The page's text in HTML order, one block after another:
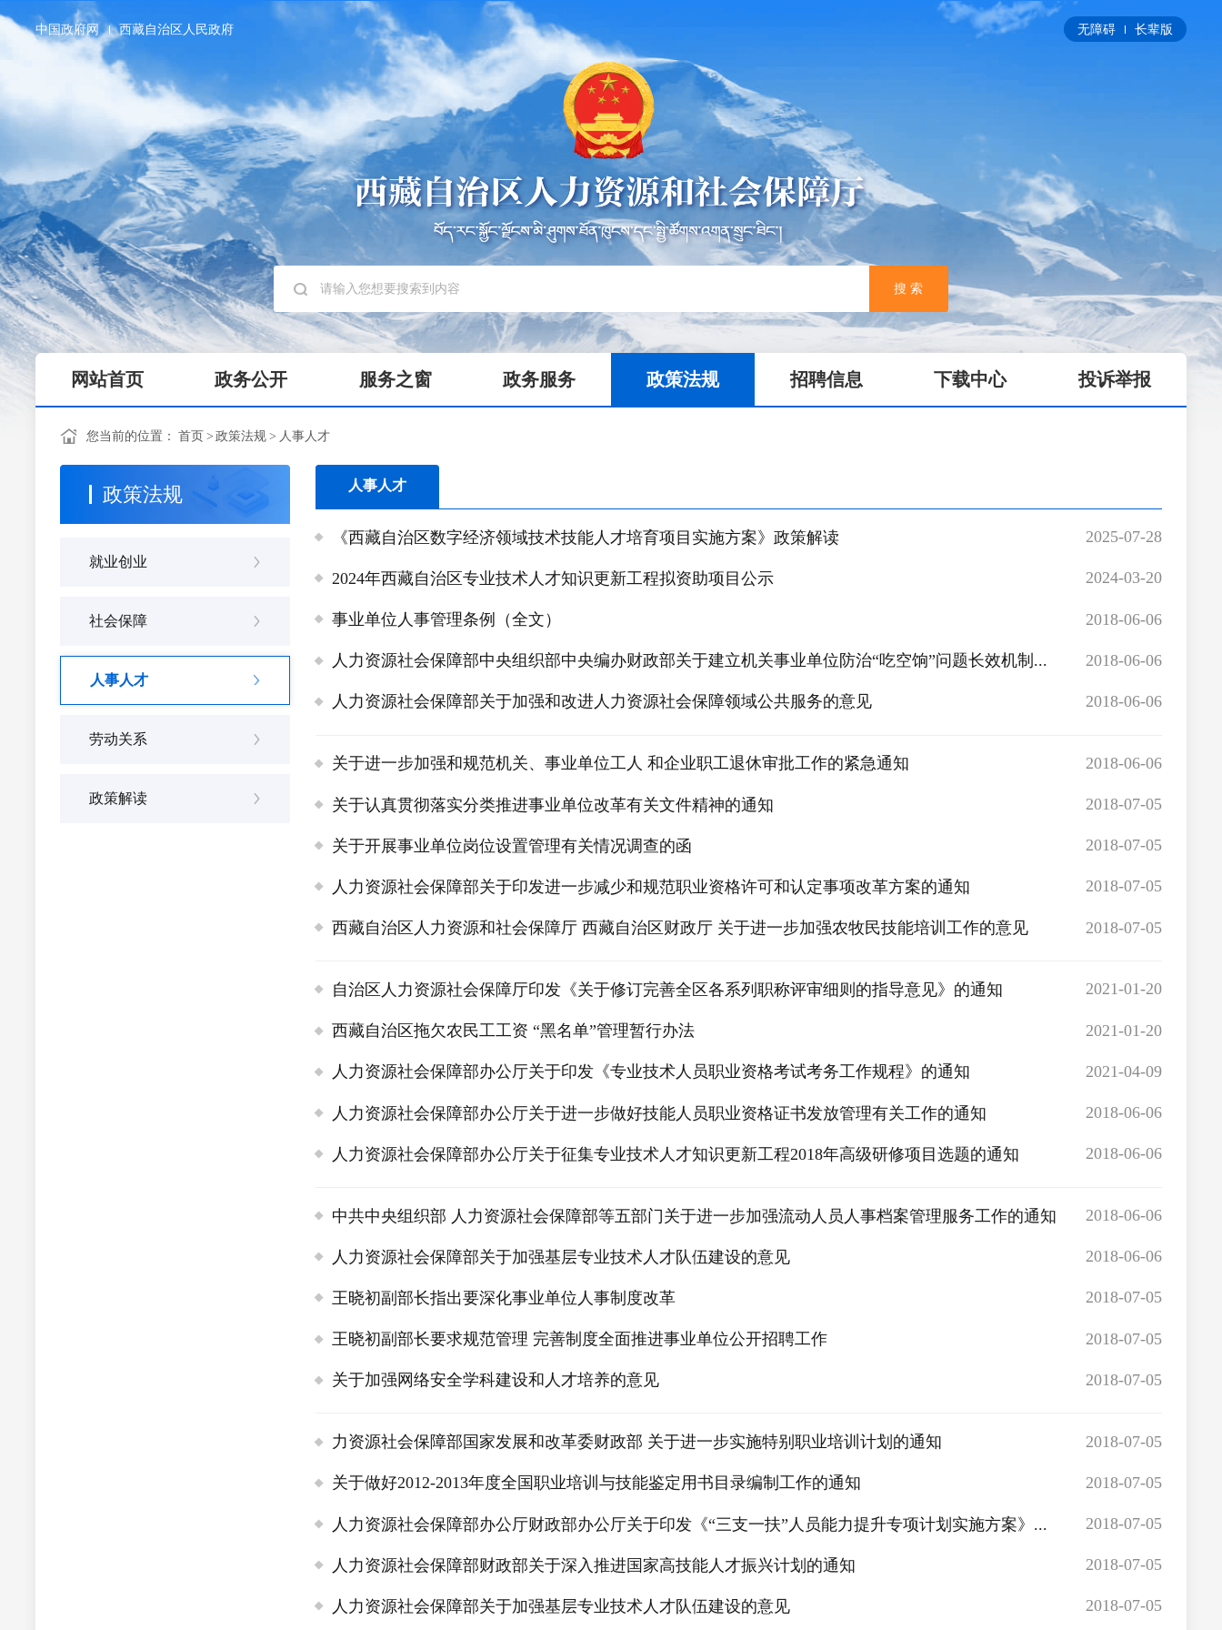
中国政府网 西藏自治区人民政府 无障碍 长辈版
搜 索
网站首页 政务公开 服务之窗 政务服务 政策法规 招聘信息 下载中心 投诉举报
您当前的位置： 首页> 政策法规> 人事人才
政策法规
就业创业
社会保障
人事人才
劳动关系
政策解读
人事人才
《西藏自治区数字经济领域技术技能人才培育项目实施方案》政策解读 2025-07-28
2024年西藏自治区专业技术人才知识更新工程拟资助项目公示 2024-03-20
事业单位人事管理条例（全文） 2018-06-06
人力资源社会保障部中央组织部中央编办财政部关于建立机关事业单位防治“吃空饷”问题长效机制... 2018-06-06
人力资源社会保障部关于加强和改进人力资源社会保障领域公共服务的意见 2018-06-06
关于进一步加强和规范机关、事业单位工人 和企业职工退休审批工作的紧急通知 2018-06-06
关于认真贯彻落实分类推进事业单位改革有关文件精神的通知 2018-07-05
关于开展事业单位岗位设置管理有关情况调查的函 2018-07-05
人力资源社会保障部关于印发进一步减少和规范职业资格许可和认定事项改革方案的通知 2018-07-05
西藏自治区人力资源和社会保障厅 西藏自治区财政厅 关于进一步加强农牧民技能培训工作的意见 2018-07-05
自治区人力资源社会保障厅印发《关于修订完善全区各系列职称评审细则的指导意见》的通知 2021-01-20
西藏自治区拖欠农民工工资 “黑名单”管理暂行办法 2021-01-20
人力资源社会保障部办公厅关于印发《专业技术人员职业资格考试考务工作规程》的通知 2021-04-09
人力资源社会保障部办公厅关于进一步做好技能人员职业资格证书发放管理有关工作的通知 2018-06-06
人力资源社会保障部办公厅关于征集专业技术人才知识更新工程2018年高级研修项目选题的通知 2018-06-06
中共中央组织部 人力资源社会保障部等五部门关于进一步加强流动人员人事档案管理服务工作的通知 2018-06-06
人力资源社会保障部关于加强基层专业技术人才队伍建设的意见 2018-06-06
王晓初副部长指出要深化事业单位人事制度改革 2018-07-05
王晓初副部长要求规范管理 完善制度全面推进事业单位公开招聘工作 2018-07-05
关于加强网络安全学科建设和人才培养的意见 2018-07-05
力资源社会保障部国家发展和改革委财政部 关于进一步实施特别职业培训计划的通知 2018-07-05
关于做好2012-2013年度全国职业培训与技能鉴定用书目录编制工作的通知 2018-07-05
人力资源社会保障部办公厅财政部办公厅关于印发《“三支一扶”人员能力提升专项计划实施方案》... 2018-07-05
人力资源社会保障部财政部关于深入推进国家高技能人才振兴计划的通知 2018-07-05
人力资源社会保障部关于加强基层专业技术人才队伍建设的意见 2018-07-05